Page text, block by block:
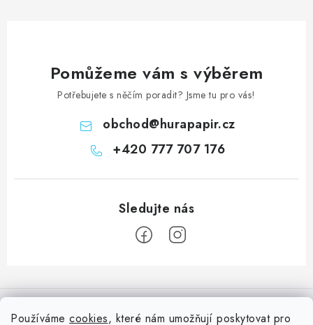
Používáme cookies, které nám umožňují poskytovat pro
Pomůžeme vám s výběrem
Potřebujete s něčím poradit? Jsme tu pro vás!
obchod@hurapapir.cz
+420 777 707 176
á